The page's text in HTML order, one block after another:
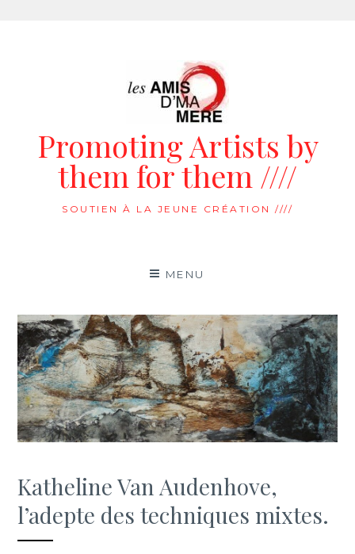
Promoting Artists by
them for them ////
SOUTIEN À LA JEUNE CRÉATION ////
MENU
Katheline Van Audenhove,
l’adepte des techniques mixtes.